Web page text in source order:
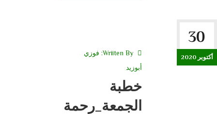
30
أكتوبر 2020
Wriiten By: فوزي
أبوزيد
خطبة
الجمعة_رحمة